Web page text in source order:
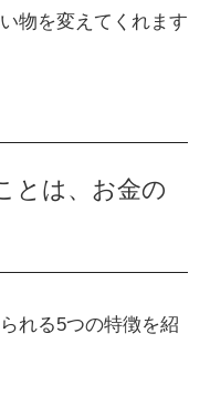
物を変えてくれます
とは、お金の
れる5つの特徴を紹